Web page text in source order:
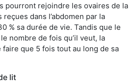
pourront rejoindre les ovaires de la
dans l’abdomen par la
% sa durée de vie. Tandis que le
nombre de fois qu’il veut, la
que 5 fois tout au long de sa
lit